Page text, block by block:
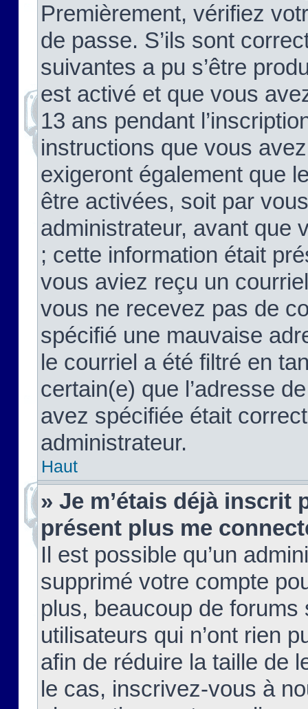
Premièrement, vérifiez
de passe. S’ils sont
suivantes a pu s’être
est activé et que vous
13 ans pendant
instructions que vous
exigeront également que
être activées, soit par
administrateur, avant que
; cette information était
vous aviez reçu un
vous ne recevez pas de
spécifié une mauvaise
le courriel a été filtré en
certain(e) que l’adresse
avez spécifiée était
administrateur.
Haut
» Je m’étais déjà inscrit
présent plus me
Il est possible qu’un
supprimé votre compte
plus, beaucoup de
utilisateurs qui n’ont rien
afin de réduire la taille de
le cas, inscrivez-vous à